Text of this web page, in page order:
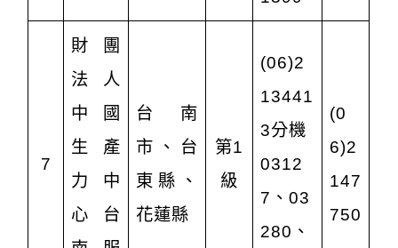
7
財團
法人
中國
生產
力中
心台
台南
市、台
東縣、
花蓮縣
第1
級
(06)2
13441
3分機
0312
7、03
280、
(0
6)2
147
750